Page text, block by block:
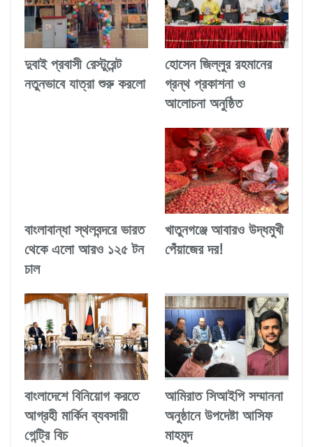
দুবাই প্রবাসী রেস্টুরেন্ট
নতুনভাবে যাত্রা শুরু করলো
হোসেন জিল্লুর রহমানের
গ্রন্থ প্রকাশনা ও
আলোচনা অনুষ্ঠিত
বাংলাবান্ধা স্থলবন্দরে ভারত
থেকে এলো আরও ১২৫ টন
চাল
খাতুনগঞ্জে আবারও উদ্ধমুখী
পেঁয়াজের দর!
বাংলাদেশে বিনিয়োগ করতে
আগ্রহী মার্কিন ব্যবসায়ী
গেন্ট্রি বিচ
আমিরাত সিআইপি সম্মাননা
অনুষ্ঠানে উপদেষ্টা আসিফ
মাহমুদ